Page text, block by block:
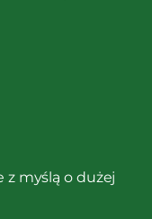
z myślą o dużej